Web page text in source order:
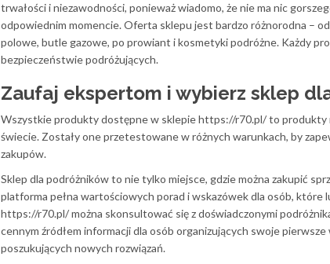
trwałości i niezawodności, ponieważ wiadomo, że nie ma nic
odpowiednim momencie. Oferta sklepu jest bardzo różnorodna –
polowe, butle gazowe, po prowiant i kosmetyki podróżne. Każdy
bezpieczeństwie podróżujących.
Zaufaj ekspertom i wybierz sklep
Wszystkie produkty dostępne w sklepie https://r70.pl/ to produkty
świecie. Zostały one przetestowane w różnych warunkach, by
zakupów.
Sklep dla podróżników to nie tylko miejsce, gdzie można zakupić
platforma pełna wartościowych porad i wskazówek dla osób, które
https://r70.pl/ można skonsultować się z doświadczonymi
cennym źródłem informacji dla osób organizujących swoje
poszukujących nowych rozwiązań.